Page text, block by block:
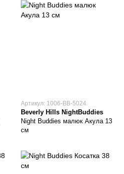
Артикул: 1006-BB-5024
Beverly Hills NightBuddies
Night Buddies малюк Акула 13
см